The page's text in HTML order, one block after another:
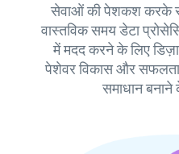
सेवाओं की पेशकश करके
वास्तविक समय डेटा
में मदद करने के लिए
पेशेवर विकास और सफलता
समाधान बनाने